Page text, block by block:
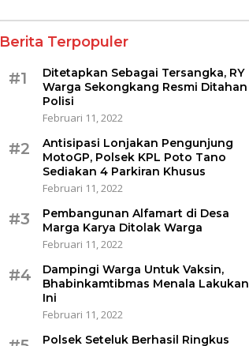
Berita Terpopuler
#1
Ditetapkan Sebagai Tersangka, RY
Warga Sekongkang Resmi Ditahan
Polisi
Februari 11, 2022
#2
Antisipasi Lonjakan Pengunjung
MotoGP, Polsek KPL Poto Tano
Sediakan 4 Parkiran Khusus
Februari 11, 2022
#3
Pembangunan Alfamart di Desa
Marga Karya Ditolak Warga
Februari 11, 2022
#4
Dampingi Warga Untuk Vaksin,
Bhabinkamtibmas Menala Lakukan
Ini
Februari 11, 2022
Polsek Seteluk Berhasil Ringkus